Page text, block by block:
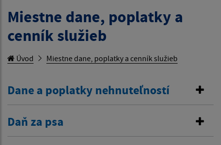
Miestne dane, poplatky a
cenník služieb
Úvod Miestne dane, poplatky a cenník služieb
Dane a poplatky nehnuteľností
Daň za psa